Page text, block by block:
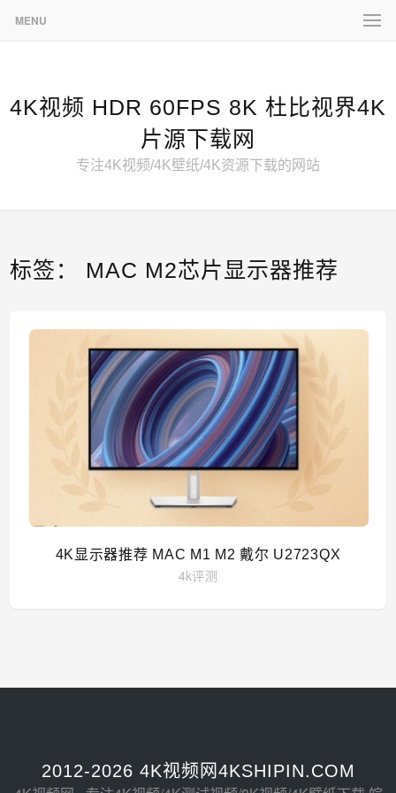
MENU
4K视频 HDR 60FPS 8K 杜比视界4K
片源下载网
专注4K视频/4K壁纸/4K资源下载的网站
标签： MAC M2芯片显示器推荐
4K显示器推荐 MAC M1 M2 戴尔 U2723QX
4k评测
2012-2026 4K视频网4KSHIPIN.COM